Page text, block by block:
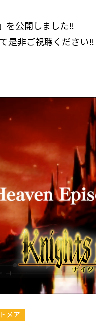
を公開しました‼︎
是非ご視聴ください‼︎
メア